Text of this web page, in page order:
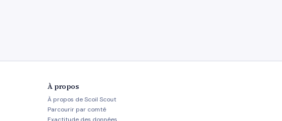
À propos
À propos de Scoil Scout
Parcourir par comté